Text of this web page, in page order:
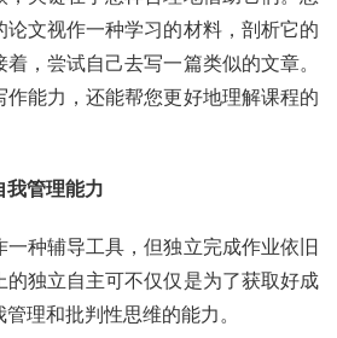
文视作一种学习的材料，剖析它的
，尝试自己去写一篇类似的文章。
能力，还能帮您更好地理解课程的
我管理能力
一种辅导工具，但独立完成作业依旧
的独立自主可不仅仅是为了获取好成
理和批判性思维的能力。